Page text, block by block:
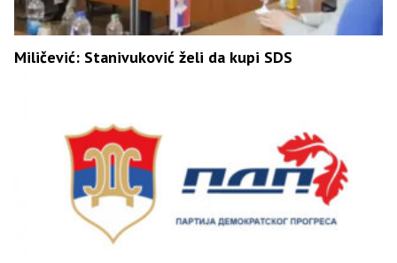
Miličević: Stanivuković želi da kupi SDS